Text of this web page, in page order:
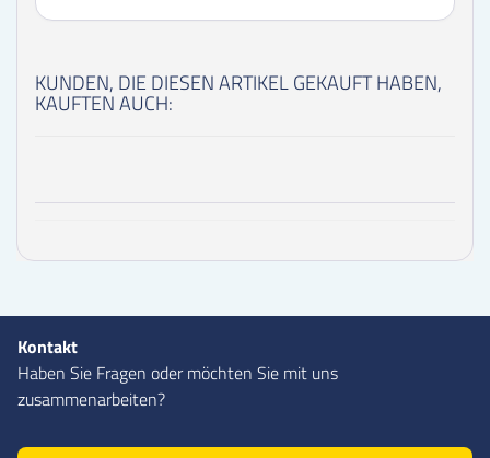
KUNDEN, DIE DIESEN ARTIKEL GEKAUFT HABEN,
KAUFTEN AUCH:
Kontakt
Haben Sie Fragen oder möchten Sie mit uns
zusammenarbeiten?